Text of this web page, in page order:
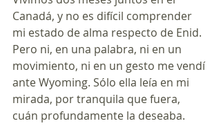
Canadá, y no es difícil comprender
mi estado de alma respecto de Enid.
Pero ni, en una palabra, ni en un
movimiento, ni en un gesto me vendí
ante Wyoming. Sólo ella leía en mi
mirada, por tranquila que fuera,
cuán profundamente la deseaba.